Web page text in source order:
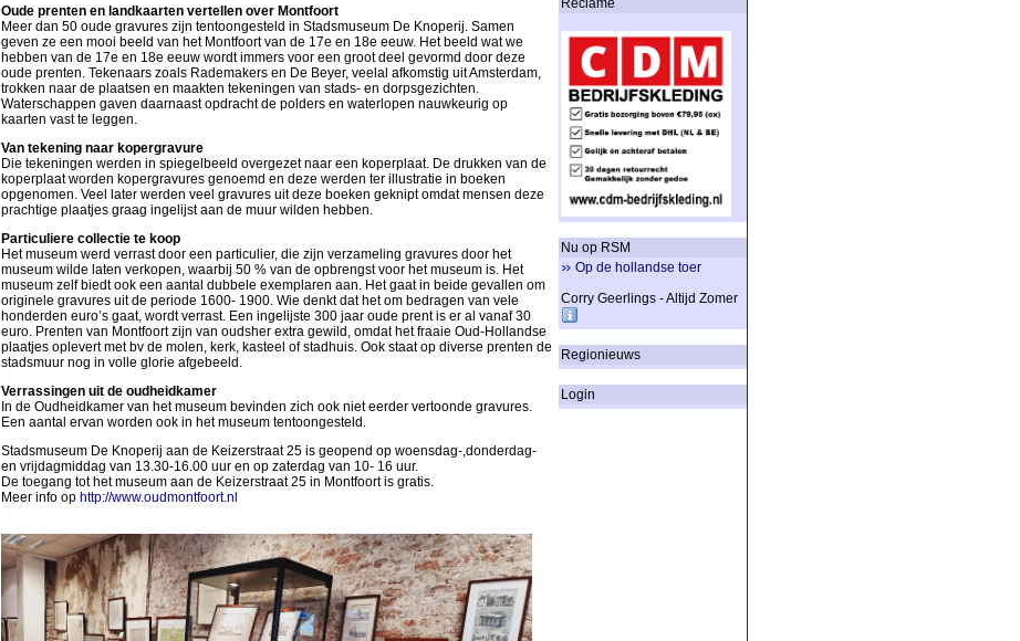
Oude prenten en landkaarten vertellen over Montfoort
Meer dan 50 oude gravures zijn tentoongesteld in Stadsmuseum De Knoperij. Samen
geven ze een mooi beeld van het Montfoort van de 17e en 18e eeuw. Het beeld wat we
hebben van de 17e en 18e eeuw wordt immers voor een groot deel gevormd door deze
oude prenten. Tekenaars zoals Rademakers en De Beyer, veelal afkomstig uit Amsterdam,
trokken naar de plaatsen en maakten tekeningen van stads- en dorpsgezichten.
Waterschappen gaven daarnaast opdracht de polders en waterlopen nauwkeurig op
kaarten vast te leggen.
Van tekening naar kopergravure
Die tekeningen werden in spiegelbeeld overgezet naar een koperplaat. De drukken van de
koperplaat worden kopergravures genoemd en deze werden ter illustratie in boeken
opgenomen. Veel later werden veel gravures uit deze boeken geknipt omdat mensen deze
prachtige plaatjes graag ingelijst aan de muur wilden hebben.
Particuliere collectie te koop
Het museum werd verrast door een particulier, die zijn verzameling gravures door het
museum wilde laten verkopen, waarbij 50 % van de opbrengst voor het museum is. Het
museum zelf biedt ook een aantal dubbele exemplaren aan. Het gaat in beide gevallen om
originele gravures uit de periode 1600- 1900. Wie denkt dat het om bedragen van vele
honderden euro’s gaat, wordt verrast. Een ingelijste 300 jaar oude prent is er al vanaf 30
euro. Prenten van Montfoort zijn van oudsher extra gewild, omdat het fraaie Oud-Hollandse
plaatjes oplevert met bv de molen, kerk, kasteel of stadhuis. Ook staat op diverse prenten de
stadsmuur nog in volle glorie afgebeeld.
Verrassingen uit de oudheidkamer
In de Oudheidkamer van het museum bevinden zich ook niet eerder vertoonde gravures.
Een aantal ervan worden ook in het museum tentoongesteld.
Stadsmuseum De Knoperij aan de Keizerstraat 25 is geopend op woensdag-,donderdag-
en vrijdagmiddag van 13.30-16.00 uur en op zaterdag van 10- 16 uur.
De toegang tot het museum aan de Keizerstraat 25 in Montfoort is gratis.
Meer info op http://www.oudmontfoort.nl
Reclame
Nu op RSM
Op de hollandse toer
Corry Geerlings - Altijd Zomer
Regionieuws
Login